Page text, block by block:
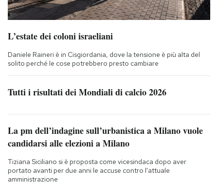
L’estate dei coloni israeliani
Daniele Raineri è in Cisgiordania, dove la tensione è più alta del
solito perché le cose potrebbero presto cambiare
Tutti i risultati dei Mondiali di calcio 2026
La pm dell’indagine sull’urbanistica a Milano vuole
candidarsi alle elezioni a Milano
Tiziana Siciliano si è proposta come vicesindaca dopo aver
portato avanti per due anni le accuse contro l'attuale
amministrazione